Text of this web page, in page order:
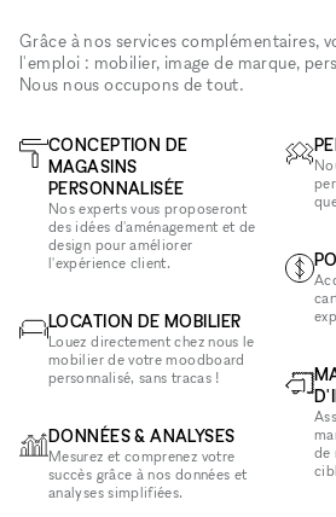
Grâce à nos services complémentaires,
l'emploi : mobilier, image de marque,
Nous nous occupons de tout.
CONCEPTION DE
MAGASINS
PERSONNALISÉE
Nos experts vous proposeront
des idées d'aménagement et de
design pour améliorer
l'expérience client.
LOCATION DE MOBILIER
Louez directement chez nous le
mobilier de votre moodboard
personnalisé, sans tracas !
DONNÉES & ANALYSES
Mesurez et comprenez votre
succès grâce à nos données et
analyses simplifiées.
de